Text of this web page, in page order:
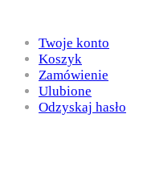
for
God
Design
Twoje konto
Koszyk
Zamówienie
Ulubione
Odzyskaj hasło